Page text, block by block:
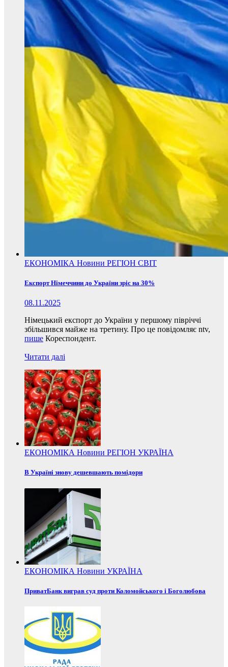
ЕКОНОМІКА Новини РЕГІОН СВІТ
Експорт Німеччини до України зріс на 30%
08.11.2025
Німецький експорт до України у першому півріччі
збільшився майже на третину. Про це повідомляє ntv,
пише Кореспондент.
Читати далі
ЕКОНОМІКА Новини РЕГІОН УКРАЇНА
В Україні знову дешевшають помідори
ЕКОНОМІКА Новини УКРАЇНА
ПриватБанк виграв суд проти Коломойського і Боголюбова